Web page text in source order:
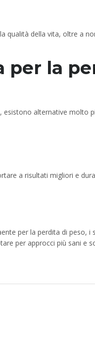
qualità della vita, oltre a
per la
alternative molto
a risultati migliori e
per la perdita di peso,
per approcci più sani e